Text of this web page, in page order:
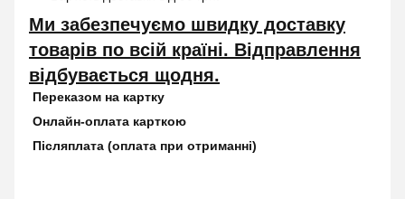
Ми забезпечуємо швидку доставку
товарів по всій країні. Відправлення
відбувається щодня.
Переказом на картку
Онлайн-оплата карткою
Післяплата (оплата при отриманні)